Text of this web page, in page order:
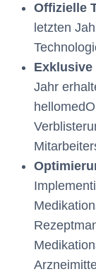
Offizielle
letzten
Exklusive
Jahr